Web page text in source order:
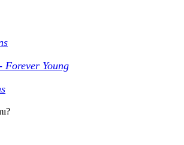
Forever Young